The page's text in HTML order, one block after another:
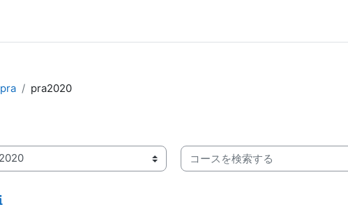
pra pra2020
コースを検索する